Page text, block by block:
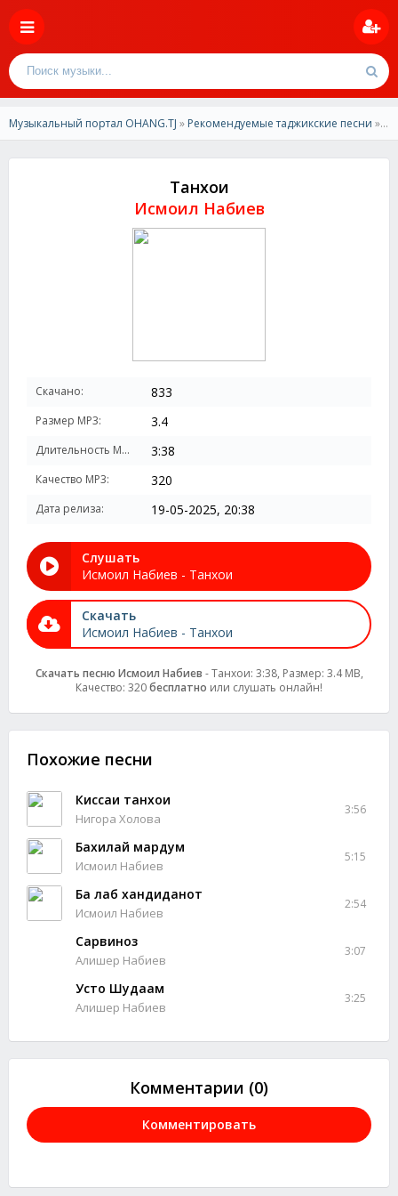
Музыкальный портал OHANG.TJ » Рекомендуемые таджикские песни » Исмоил Набиев - Танхои
Танхои
Исмоил Набиев
Скачано: 833
Размер MP3: 3.4
Длительность MP3: 3:38
Качество MP3: 320
Дата релиза: 19-05-2025, 20:38
Слушать
Исмоил Набиев - Танхои
Скачать
Исмоил Набиев - Танхои
Скачать песню Исмоил Набиев - Танхои: 3:38, Размер: 3.4 MB,
Качество: 320бесплатно или слушать онлайн!
Похожие песни
Киссаи танхои
Нигора Холова
3:56
Бахилай мардум
Исмоил Набиев
5:15
Ба лаб хандиданот
Исмоил Набиев
2:54
Сарвиноз
Алишер Набиев
3:07
Усто Шудаам
Алишер Набиев
3:25
Комментарии (0)
Комментировать